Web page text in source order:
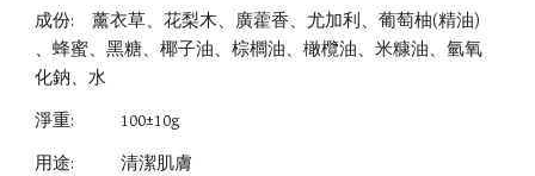
成份:
薰衣草、花梨木、廣藿香、尤加利、葡萄柚(精油)
、蜂蜜、黑糖、椰子油、棕櫚油、橄欖油、米糠油、氫氧
化鈉、水
淨重: 100±10g
用途: 清潔肌膚